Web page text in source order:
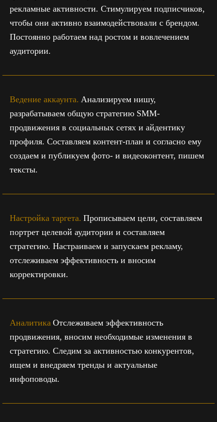
рекламные активности. Стимулируем подписчиков,
чтобы они активно взаимодействовали с брендом.
Постоянно работаем над ростом и вовлечением
аудитории.
Ведение аккаунта. Анализируем нишу,
разрабатываем общую стратегию SMM-
продвижения в социальных сетях и айдентику
профиля. Составляем контент-план и согласно ему
создаем и публикуем фото- и видеоконтент, пишем
тексты.
Настройка таргета. Прописываем цели, составляем
портрет целевой аудитории и составляем
стратегию. Настраиваем и запускаем рекламу,
отслеживаем эффективность и вносим
корректировки.
Аналитика Отслеживаем эффективность
продвижения, вносим необходимые изменения в
стратегию. Следим за активностью конкурентов,
ищем и внедряем тренды и актуальные
инфоповоды.